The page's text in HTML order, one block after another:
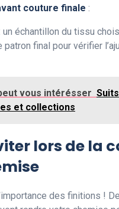
couture finale :
échantillon du tissu
patron final pour vérifier
vous intérésser
et collections
lors de la
des finitions !